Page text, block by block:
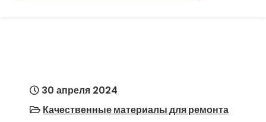
30 апреля 2024
Качественные материалы для ремонта